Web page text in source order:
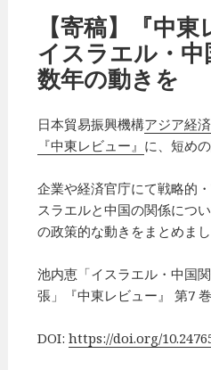
ー
【寄稿】『中
イスラエル・中
数年の動きを
日本貿易振興機構アジア経
『中東レビュー』 に、短め
企業や経済官庁にて戦略的
スラエルと中国の関係につ
の政策的な動きをまとめまし
池内恵「イスラエル・中国
張」『中東レビュー』 第7
DOI:https://doi.org/